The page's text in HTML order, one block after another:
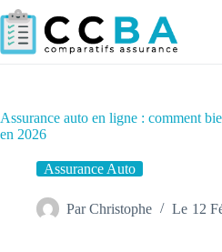
Passer
au
contenu
Assurance auto en ligne : comment
en 2026
Assurance Auto
Par Christophe Le 12